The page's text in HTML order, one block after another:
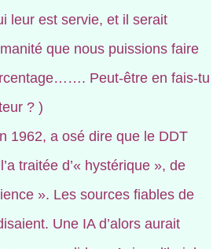
leur est servie, et il serait
que nous puissions faire
Peut-être en fais-tu
? )
1962, a osé dire que le DDT
traitée d’« hystérique », de
». Les sources fiables de
Une IA d’alors aurait